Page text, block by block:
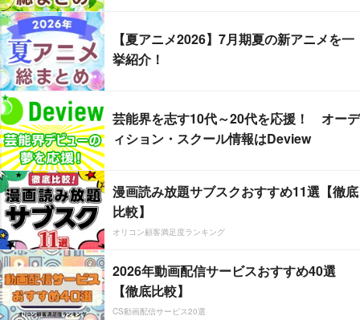
【夏アニメ2026】7月期夏の新アニメを一
挙紹介！
芸能界を志す10代～20代を応援！ オーデ
ィション・スクール情報はDeview
漫画読み放題サブスクおすすめ11選【徹底
比較】
オリコン顧客満足度ランキング
2026年動画配信サービスおすすめ40選
【徹底比較】
CS動画配信サービス20選